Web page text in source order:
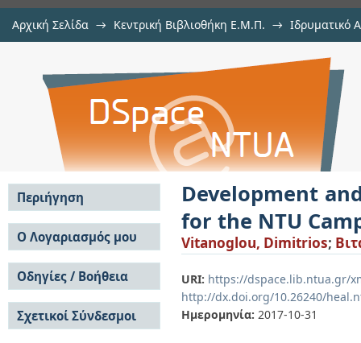
Αρχική Σελίδα → Κεντρική Βιβλιοθήκη Ε.Μ.Π. → Ιδρυματικό
Development and evaluation
Campus
Development
for the NTU
Vitanoglou, Dimitrios;
URI: https://dspace.lib.ntua.gr/
http://dx.doi.org/10.26240/
Ημερομηνία: 2017-10-31
Περιήγηση
Σε όλο το DSpace
Κοινότητες & Συλλογές
Ανά Ημερομηνία
Έκδοσης
Συγγραφείς
Τίτλοι
Θέματα
Ο Λογαριασμός μου
Σύνδεση
Εγγραφή
Οδηγίες / Βοήθεια
Οδηγίες Υποβολής
Οδηγίες Χρήσης ΙΑ
Συχνές Ερωτήσεις
Σχετικοί Σύνδεσμοι